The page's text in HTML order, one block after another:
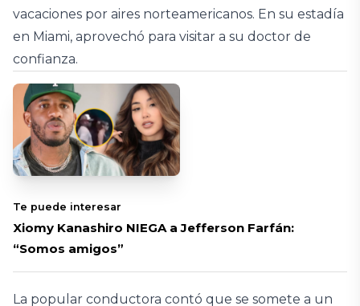
vacaciones por aires norteamericanos. En su estadía
en Miami, aprovechó para visitar a su doctor de
confianza.
Te puede interesar
Xiomy Kanashiro NIEGA a Jefferson Farfán:
“Somos amigos”
La popular conductora contó que se somete a un